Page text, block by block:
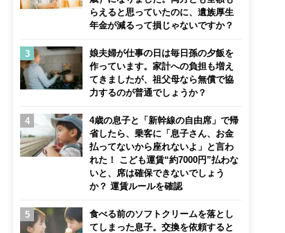
らえると思っていたのに、遺族厚生
年金が減るって損じゃないですか？
娘夫婦が仕事の日は毎日孫の夕飯を
作っています。家計への負担も増え
てきましたが、祖父母なら無償で協
力するのが普通でしょうか？
4歳の息子と「新幹線の自由席」で帰
省したら、乗客に「息子さん、お金
払ってないから座れないよ」と言わ
れた！ こども運賃“約7000円”払わな
いと、席は確保できないでしょう
か？ 運賃ルールを確認
食べる前のソフトクリームを落とし
てしまった息子。交換を依頼すると